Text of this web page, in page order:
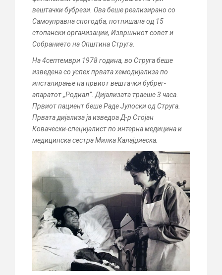
вештачки бубрези. Ова беше реализирано со
Самоуправна спогодба, потпишана од 15
стопански организации, Извршниот совет и
Собранието на Општина Струга.
На 4септември 1978 година, во Струга беше
изведена со успех првата хемодијализа по
инсталирање на првиот вештачки бубрег-
апаратот „Родиал’’. Дијализата траеше 3 часа.
Првиот пациент беше Раде Јулоски од Струга.
Првата дијализа ја изведоа Д-р Стојан
Ковачески-специјалист по интерна медицина и
медицинска сестра Милка Калајџиеска.